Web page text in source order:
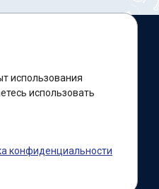
использования
использовать
конфиденциальности